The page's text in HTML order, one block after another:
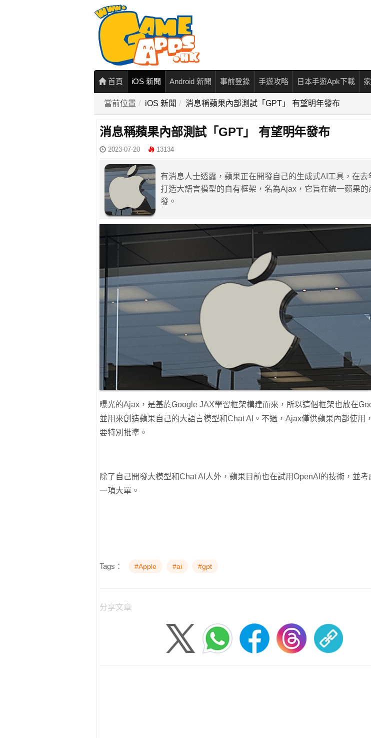
首頁 iOS 新聞 Android 新聞 事前登錄 手遊攻略 日本手遊Apk下載
當前位置 iOS 新聞 消息稱蘋果內部測試「GPT」 有望明年發布
消息稱蘋果內部測試「GPT」 有望明年發布
2023-07-20 13134
有消息人士透露，蘋果正在開發自己的生成式AI工具，在去
打造大語言模型的自有框架，名為Ajax，它旨在統一蘋果的
發。
曝光的Ajax，是基於Google JAX學習框架構建而來，所以這個框架也放在
並用來創造蘋果自己的大語言模型和Chat AI。不過，Ajax僅供蘋果內部使用
要特別批準。
除了自己開發大模型和Chat AI人外，蘋果目前也在試用OpenAI的技術，並考
一項大單。
Tags： #Apple #ai #gpt
分享文章